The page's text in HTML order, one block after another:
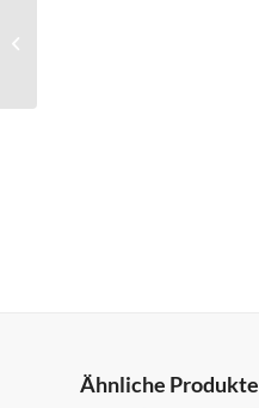
Ähnliche Produkte